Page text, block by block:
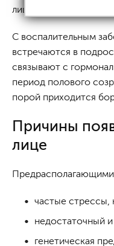
лице и в области
С воспалительным
встречаются в
связывают с
период полового
порой приходится
Причины
лице
частые стрессы,
недостаточный
генетическая